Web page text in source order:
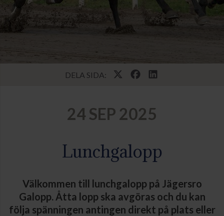
DELA SIDA:
24 SEP 2025
Lunchgalopp
Välkommen till lunchgalopp på Jägersro
Galopp. Åtta lopp ska avgöras och du kan
följa spänningen antingen direkt på plats eller